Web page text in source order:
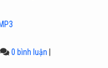
0 bình luận